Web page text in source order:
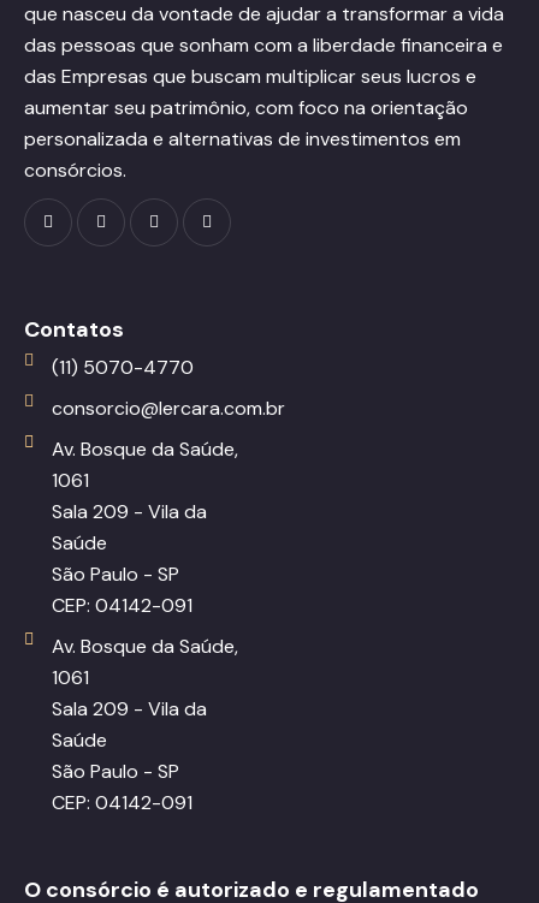
que nasceu da vontade de ajudar a transformar a vida
das pessoas que sonham com a liberdade financeira e
das Empresas que buscam multiplicar seus lucros e
aumentar seu patrimônio, com foco na orientação
personalizada e alternativas de investimentos em
consórcios.
Contatos
(11) 5070-4770
consorcio@lercara.com.br
Av. Bosque da Saúde,
1061
Sala 209 - Vila da
Saúde
São Paulo - SP
CEP: 04142-091
Av. Bosque da Saúde,
1061
Sala 209 - Vila da
Saúde
São Paulo - SP
CEP: 04142-091
O consórcio é autorizado e regulamentado